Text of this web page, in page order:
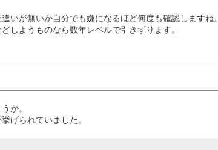
いが無いか自分でも嫌になるほど何度も確認しますね。
しようものなら数年レベルで引きずります。
か。
げられていました。